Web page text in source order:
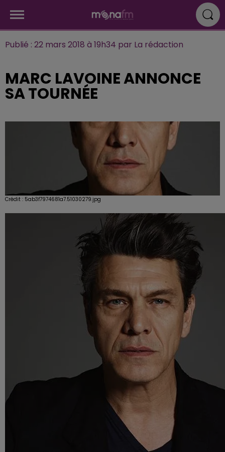
Publié : 22 mars 2018 à 19h34 par La rédaction
MARC LAVOINE ANNONCE
SA TOURNÉE
Crédit : 5ab3f7974681a7.51030279.jpg